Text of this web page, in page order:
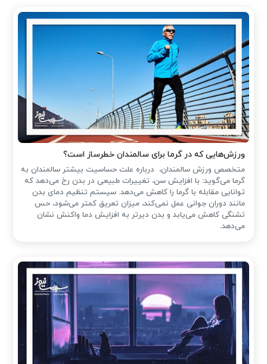
ورزش‌هایی که در گرما برای سالمندان خطرساز است؟
متخصص ورزش سالمندان، درباره علت حساسیت بیشتر سالمندان به
گرما می‌گوید: با افزایش سن، تغییرات طبیعی در بدن رخ می‌دهد که
توانایی مقابله با گرما را کاهش می‌دهد. سیستم تنظیم دمای بدن
مانند دوران جوانی عمل نمی‌کند، میزان تعریق کمتر می‌شود، حس
تشنگی کاهش می‌یابد و بدن دیرتر به افزایش دما واکنش نشان
می‌دهد.